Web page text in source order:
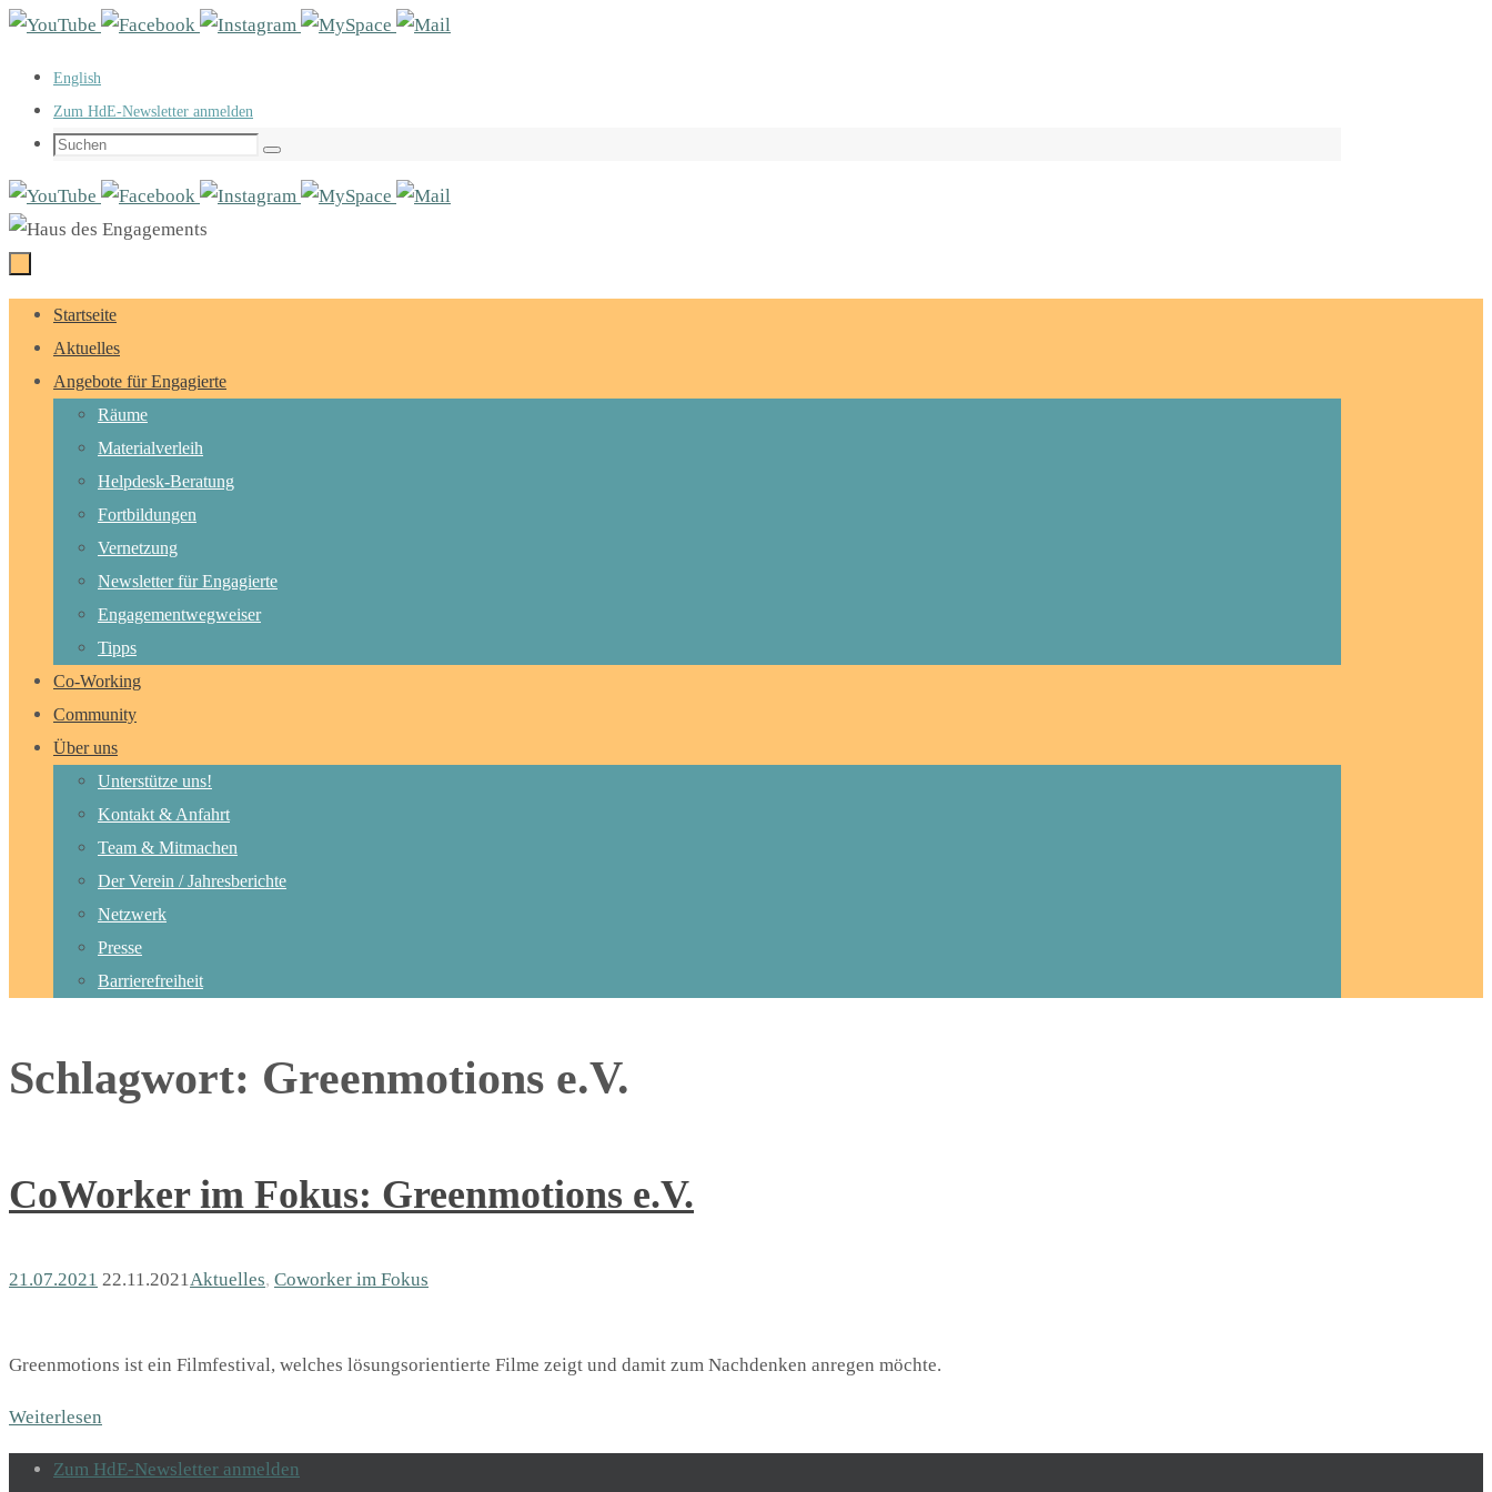
Zum
springen
English
Zum HdE-Newsletter anmelden
Suchen
Suchen
Zum
Inhalt
springen
Startseite
Aktuelles
Angebote für Engagierte
Räume
Materialverleih
Helpdesk-Beratung
Fortbildungen
Vernetzung
Newsletter für Engagierte
Engagementwegweiser
Tipps
Co-Working
Community
Über uns
Unterstütze uns!
Kontakt & Anfahrt
Team & Mitmachen
Der Verein / Jahresberichte
Netzwerk
Presse
Barrierefreiheit
Schlagwort: Greenmotions e.V.
CoWorker im Fokus: Greenmotions e.V.
21.07.2021 22.11.2021 Aktuelles, Coworker im Fokus
Greenmotions ist ein Filmfestival, welches lösungsorientierte Filme zeigt und damit zum Nachdenken anregen möchte.
Weiterlesen
Zum HdE-Newsletter anmelden